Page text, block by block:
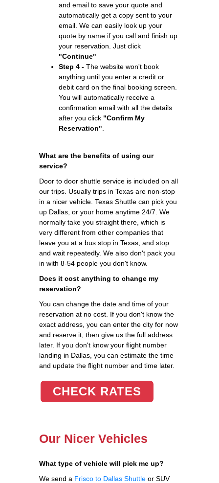
and email to save your quote and
automatically get a copy sent to your
email. We can easily look up your
quote by name if you call and finish up
your reservation. Just click
"Continue"
Step 4 - The website won't book
anything until you enter a credit or
debit card on the final booking screen.
You will automatically receive a
confirmation email with all the details
after you click "Confirm My
Reservation"
What are the benefits of using our
service?
Door to door shuttle service is included on all
our trips. Usually trips in Texas are non-stop
in a nicer vehicle. Texas Shuttle can pick you
up Dallas, or your home anytime 24/7. We
normally take you straight there, which is
very different from other companies that
leave you at a bus stop in Texas, and stop
and wait repeatedly. We also don't pack you
in with 8-54 people you don't know.
Does it cost anything to change my
reservation?
You can change the date and time of your
reservation at no cost. If you don't know the
exact address, you can enter the city for now
and reserve it, then give us the full address
later. If you don't know your flight number
landing in Dallas, you can estimate the time
and update the flight number and time later.
CHECK RATES
Our Nicer Vehicles
What type of vehicle will pick me up?
We send a Frisco to Dallas Shuttle or SUV